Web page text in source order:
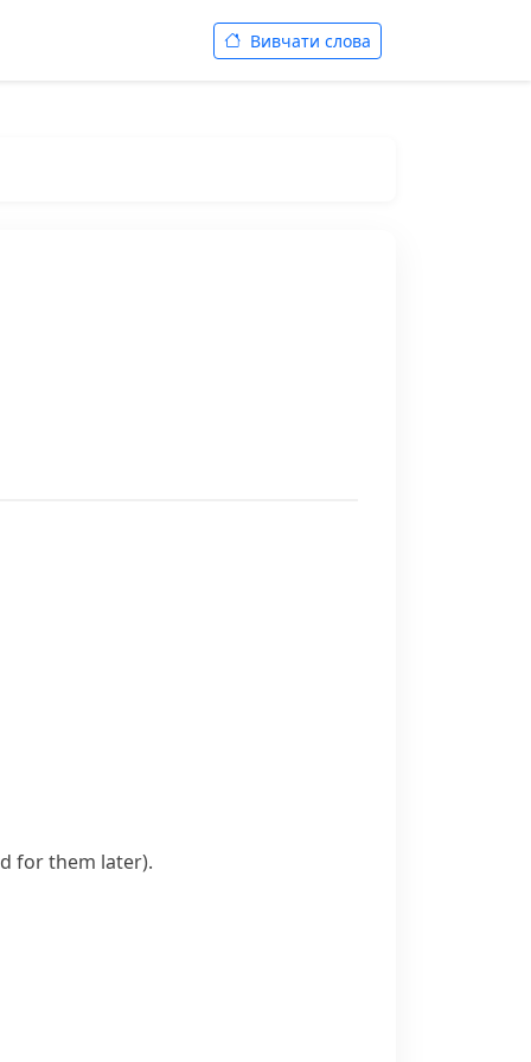
Вивчати слова
for them later).